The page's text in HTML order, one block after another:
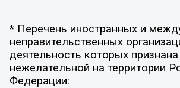
* Перечень иностранных и
неправительственных
деятельность которых признана
нежелательной на территории
Федерации: